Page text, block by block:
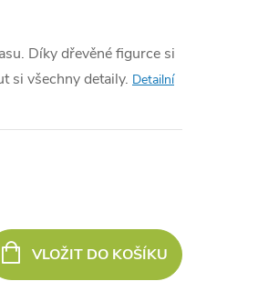
Díky dřevěné figurce si
si všechny detaily. Detailní
VLOŽIT DO KOŠÍKU